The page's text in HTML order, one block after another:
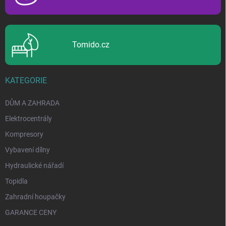
Tomido.cz
KATEGORIE
DŮM A ZAHRADA
Elektrocentrály
Kompresory
Vybavení dílny
Hydraulické nářadí
Topidla
Zahradní houpačky
GARANCE CENY